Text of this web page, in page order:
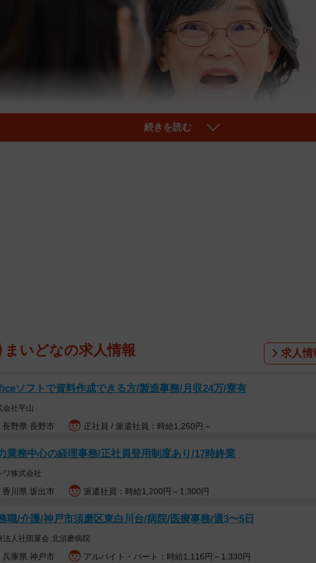
し出したのは、都心部に住む京田さん（仮名）です。長男は独立、高校生
のマンションに住んでいます。そこへ義母を地方から呼び寄せたのは5
骨折のため短期間の入院をした後から頻繁に連絡がくるようになりました
ーンも残っているし、娘の大学進学、夫の仕事のこともあり、そもそも田
い。とはいえ、義母の年齢を考えるといつまでもひとり暮らしというわけ
男が独立し部屋があいていたこともあり、義母を呼び寄せる話になった
同意しました」
て50歳を目前にして、70代の義母とのマンション同居がスタート。大変だ
したが、それは想像を超えていました。
続きを読む
まいどなの求人情報 求人情
ソフトで資料作成できる方/製造事務/月収24万/寮有
会社平山
長野県 長野市 正社員 / 派遣社員：時給1,250円～
業務中心の経理事務/正社員登用制度あり/17時終業
ワ株式会社
香川県 坂出市 派遣社員：時給1,200円～1,300円
職/介護/神戸市須磨区東白川台/病院/医療事務/週3〜5日
法人社団菫会 北須磨病院
兵庫県 神戸市 アルバイト・パート：時給1,116円～1,330円